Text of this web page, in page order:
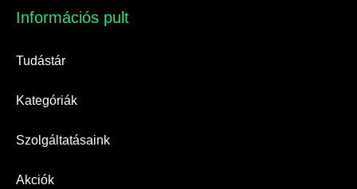
Információs pult​
Tudástár
Kategóriák
Szolgáltatásaink
Akciók